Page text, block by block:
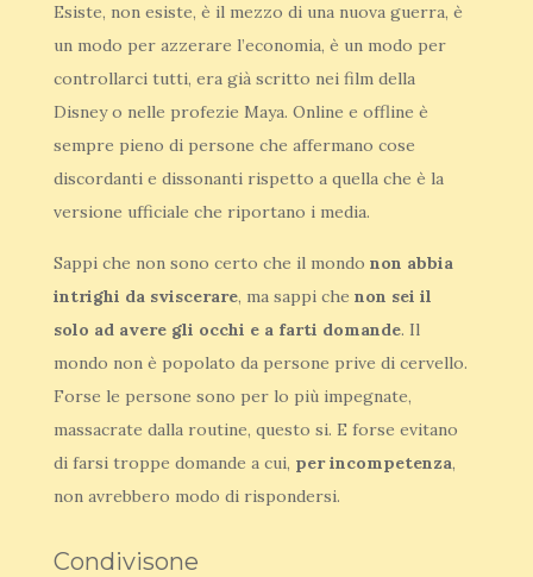
Esiste, non esiste, è il mezzo di una nuova guerra, è
un modo per azzerare l’economia, è un modo per
controllarci tutti, era già scritto nei film della
Disney o nelle profezie Maya. Online e offline è
sempre pieno di persone che affermano cose
discordanti e dissonanti rispetto a quella che è la
versione ufficiale che riportano i media.
Sappi che non sono certo che il mondo non abbia
intrighi da sviscerare, ma sappi che non sei il
solo ad avere gli occhi e a farti domande. Il
mondo non è popolato da persone prive di cervello.
Forse le persone sono per lo più impegnate,
massacrate dalla routine, questo si. E forse evitano
di farsi troppe domande a cui, per incompetenza,
non avrebbero modo di rispondersi.
Condivisone